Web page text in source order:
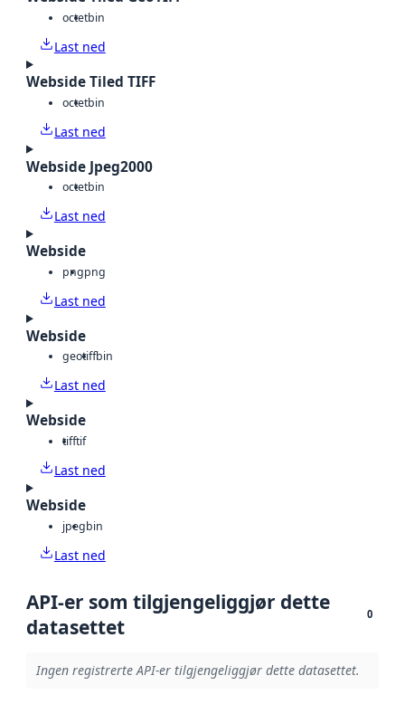
octetbin
Last ned
Webside Tiled TIFF
octetbin
Last ned
Webside Jpeg2000
octetbin
Last ned
Webside
pngpng
Last ned
Webside
geotiffbin
Last ned
Webside
tifftif
Last ned
Webside
jpegbin
Last ned
API-er som tilgjengeliggjør dette
datasettet
0
Ingen registrerte API-er tilgjengeliggjør dette datasettet.